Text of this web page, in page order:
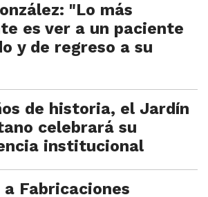
"Lo más
es ver a un paciente
y de regreso a su
de historia, el Jardín
celebrará su
institucional
a Fabricaciones